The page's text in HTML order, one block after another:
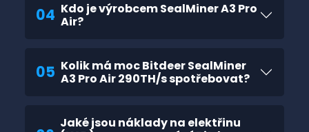
04 Kdo je výrobcem SealMiner A3 Pro
Air?
05 Kolik má moc Bitdeer SealMiner
A3 Pro Air 290TH/s spotřebovat?
Jaké jsou náklady na elektřinu